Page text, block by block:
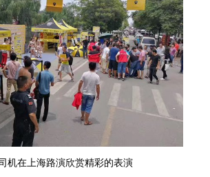
机在上海路演欣赏精彩的表演